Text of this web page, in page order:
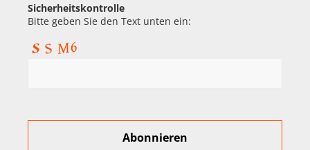
Sicherheitskontrolle
Bitte geben Sie den Text unten ein: